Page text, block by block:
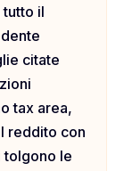
tutto il
citate
tax area,
reddito con
le